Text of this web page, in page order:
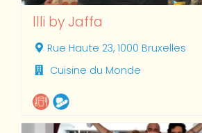
llli by Jaffa
Rue Haute 23, 1000 Bruxelles
Cuisine du Monde